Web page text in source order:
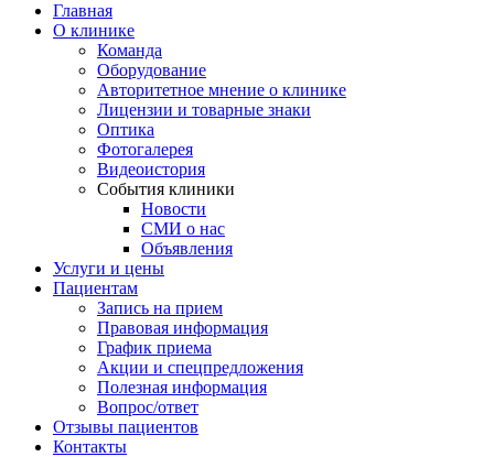
Главная
О клинике
Команда
Оборудование
Авторитетное мнение о клинике
Лицензии и товарные знаки
Оптика
Фотогалерея
Видеоистория
События клиники
Новости
СМИ о нас
Объявления
Услуги и цены
Пациентам
Запись на прием
Правовая информация
График приема
Акции и спецпредложения
Полезная информация
Вопрос/ответ
Отзывы пациентов
Контакты